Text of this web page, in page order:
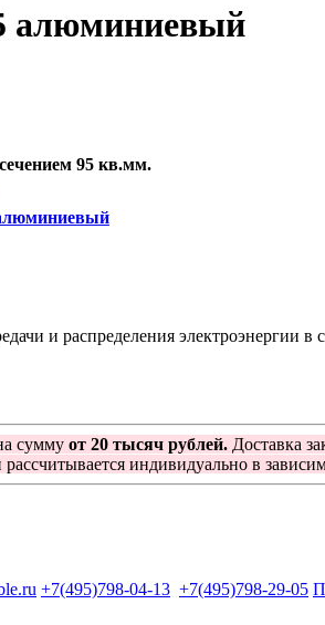
алюминиевый
95 кв.мм.
и распределения электроэнергии
сумму от 20 тысяч рублей. Доставка
индивидуально в
+7(495)798-04-13 +7(495)798-29-05